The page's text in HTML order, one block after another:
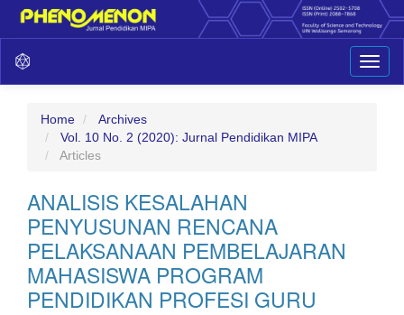
Main
Sidebar
Home
Archives
Vol. 10 No. 2 (2020): Jurnal Pendidikan MIPA
Articles
ANALISIS KESALAHAN
PENYUSUNAN RENCANA
PELAKSANAAN PEMBELAJARAN
MAHASISWA PROGRAM
PENDIDIKAN PROFESI GURU